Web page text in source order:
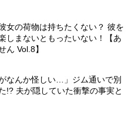
女の荷物は持ちたくない？ 彼を
しまないともったいない！【あ
ん Vol.8】
なんか怪しい…」ジム通いで別
!? 夫が隠していた衝撃の事実と